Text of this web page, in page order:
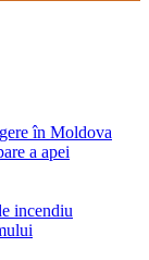
în Moldova
a apei
incendiu